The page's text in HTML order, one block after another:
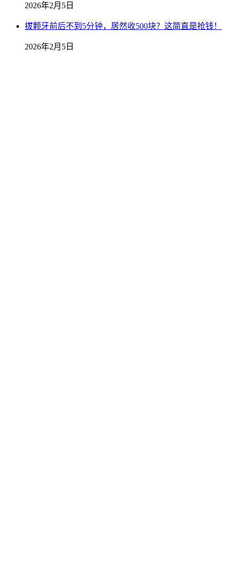
2026年2月5日
拔颗牙前后不到5分钟，居然收500块？这简直是抢钱！
2026年2月5日